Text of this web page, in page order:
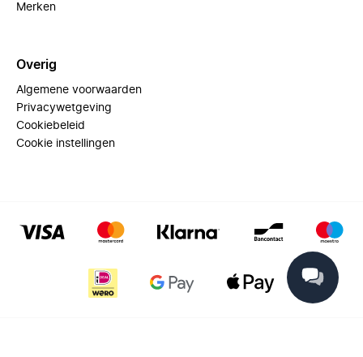
Merken
Overig
Algemene voorwaarden
Privacywetgeving
Cookiebeleid
Cookie instellingen